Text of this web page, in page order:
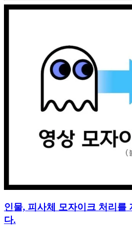
인물, 피사체 모자이크 처리를
다.